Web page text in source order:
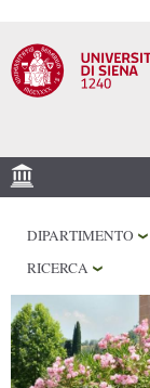
CORE FACILITIES
LABORATORI
BIBLIOTECHE
SERVIZI
DIPARTIMENTO
RICERCA